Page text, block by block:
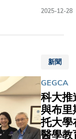
及定量質
送蛋白與
整圖譜。
泌運輸路
如同細胞
「郵政服
務」，確
活。研究
型，顯示
效且功
海生物功
源提供重
考。為探
瑚如何維
化卻高效
not only
but also
2025-12-28
新聞
GEGCA
科大推
與布里
托大學
醫學教